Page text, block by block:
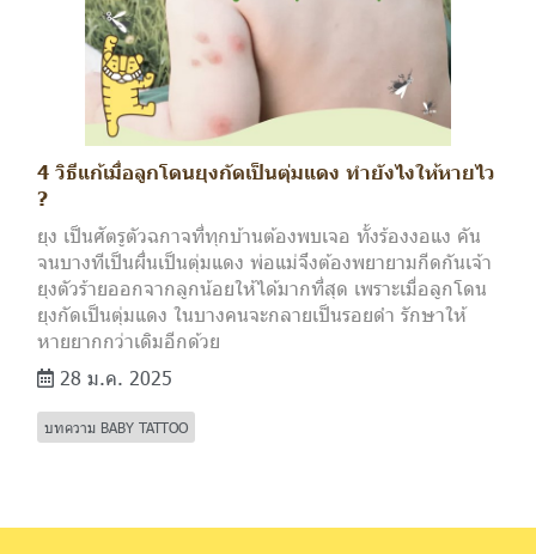
4 วิธีแก้เมื่อลูกโดนยุงกัดเป็นตุ่มแดง ทำยังไงให้หายไว
?
ยุง เป็นศัตรูตัวฉกาจที่ทุกบ้านต้องพบเจอ ทั้งร้องงอแง คัน
จนบางทีเป็นผื่นเป็นตุ่มแดง พ่อแม่จึงต้องพยายามกีดกันเจ้า
ยุงตัวร้ายออกจากลูกน้อยให้ได้มากที่สุด เพราะเมื่อลูกโดน
ยุงกัดเป็นตุ่มแดง ในบางคนจะกลายเป็นรอยดำ รักษาให้
หายยากกว่าเดิมอีกด้วย
28 ม.ค. 2025
บทความ BABY TATTOO